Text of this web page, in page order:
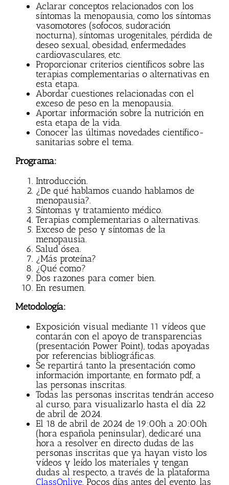
Aclarar conceptos relacionados con los
síntomas la menopausia, como los síntomas
vasomotores (sofocos, sudoración
nocturna), síntomas urogenitales, pérdida de
deseo sexual, obesidad, enfermedades
cardiovasculares, etc.
Proporcionar criterios científicos sobre las
terapias complementarias o alternativas en
esta etapa.
Abordar cuestiones relacionadas con el
exceso de peso en la menopausia.
Aportar información sobre la nutrición en
esta etapa de la vida.
Conocer las últimas novedades científico-
sanitarias sobre el tema.
Programa:
Introducción.
¿De qué hablamos cuando hablamos de
menopausia?.
Síntomas y tratamiento médico.
Terapias complementarias o alternativas.
Exceso de peso y síntomas de la
menopausia.
Salud ósea.
¿Más proteína?
¿Qué como?
Dos razones para comer bien.
En resumen.
Metodología:
Exposición visual mediante 11 vídeos que
contarán con el apoyo de transparencias
(presentación Power Point), todas apoyadas
por referencias bibliográficas.
Se repartirá tanto la presentación como
información importante, en formato pdf, a
las personas inscritas.
Todas las personas inscritas tendrán acceso
al curso, para visualizarlo hasta el día 22
de abril de 2024.
El 18 de abril de 2024 de 19:00h a 20:00h
(hora española peninsular), dedicaré una
hora a resolver en directo dudas de las
personas inscritas que ya hayan visto los
vídeos y leído los materiales y tengan
dudas al respecto, a través de la plataforma
ClassOnlive. Pocos días antes del evento, las